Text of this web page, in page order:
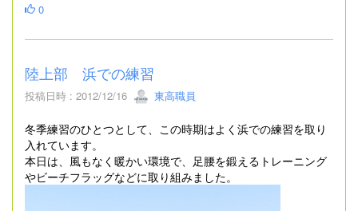
0
陸上部 浜での練習
投稿日時 : 2012/12/16 東高職員
冬季練習のひとつとして、この時期はよく浜での練習を取り
入れています。
本日は、風もなく暖かい環境で、足腰を鍛えるトレーニング
やビーチフラッグなどに取り組みました。